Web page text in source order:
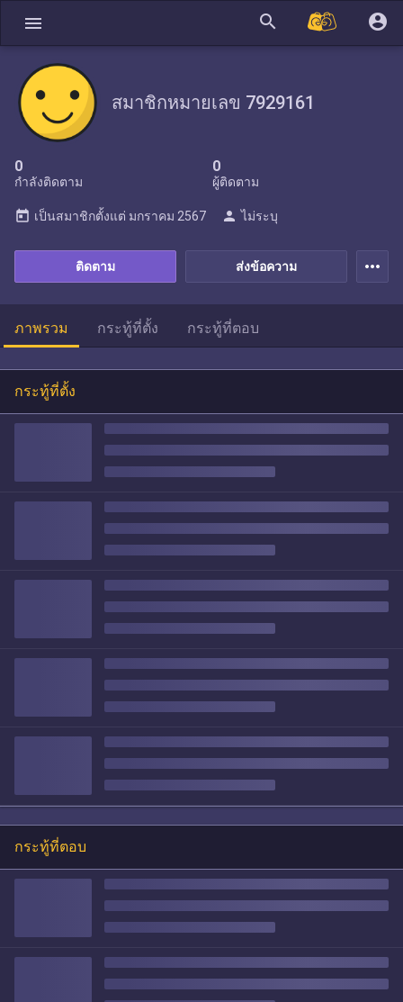
menu search account_circle
สมาชิกหมายเลข 7929161
0
กำลังติดตาม
0
ผู้ติดตาม
ส่งข้อความ
ติดตาม
today เป็นสมาชิกตั้งแต่ มกราคม 2567 person ไม่ระบุ
more_horiz
ภาพรวม กระทู้ที่ตั้ง กระทู้ที่ตอบ
กระทู้ที่ตั้ง
กระทู้ที่ตอบ